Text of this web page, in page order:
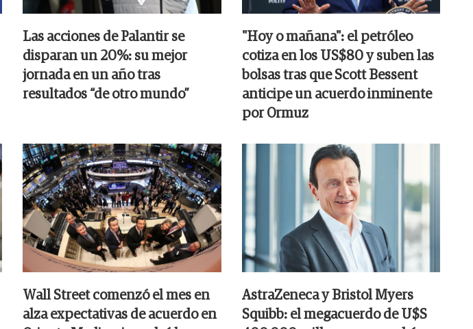
Las acciones de Palantir se
disparan un 20%: su mejor
jornada en un año tras
resultados “de otro mundo”
"Hoy o mañana": el petróleo
cotiza en los US$80 y suben las
bolsas tras que Scott Bessent
anticipe un acuerdo inminente
por Ormuz
Wall Street comenzó el mes en
alza expectativas de acuerdo en
AstraZeneca y Bristol Myers
Squibb: el megacuerdo de U$S